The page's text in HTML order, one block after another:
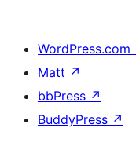
WordPress.com
Matt ↗
bbPress ↗
BuddyPress ↗